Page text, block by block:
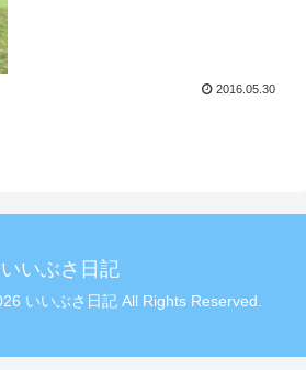
2016.05.30
いいぶさ日記
いいぶさ日記 All Rights Reserved.